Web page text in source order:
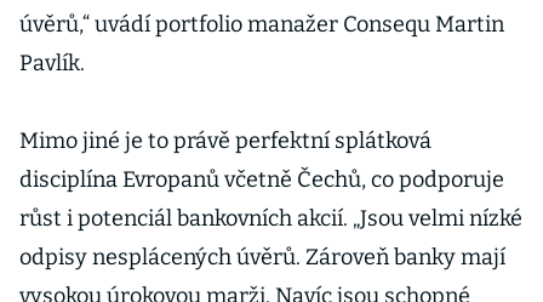
úvěrů,“ uvádí portfolio manažer Consequ Martin
Pavlík.
Mimo jiné je to právě perfektní splátková
disciplína Evropanů včetně Čechů, co podporuje
růst i potenciál bankovních akcií. „Jsou velmi nízké
odpisy nesplácených úvěrů. Zároveň banky mají
vysokou úrokovou marži. Navíc jsou schopné